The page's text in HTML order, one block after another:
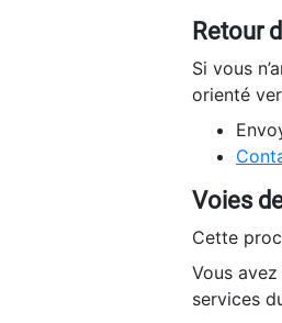
Retour
Si vous
orienté
Voies
Cette
Vous
services